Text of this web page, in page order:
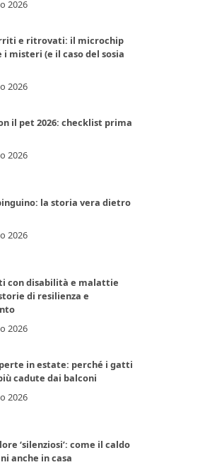
2026
e ritrovati: il microchip
i misteri (e il caso del sosia
2026
il pet 2026: checklist prima
2026
la storia vera dietro
2026
con disabilità e malattie
di resilienza e
2026
in estate: perché i gatti
cadute dai balconi
2026
‘silenziosi’: come il caldo
anche in casa